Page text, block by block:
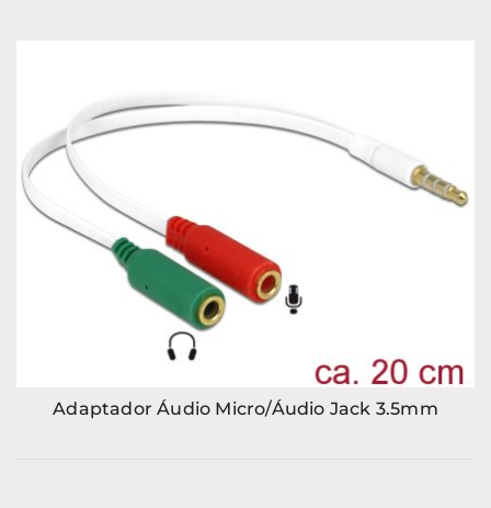
Adaptador Áudio Micro/Áudio Jack 3.5mm